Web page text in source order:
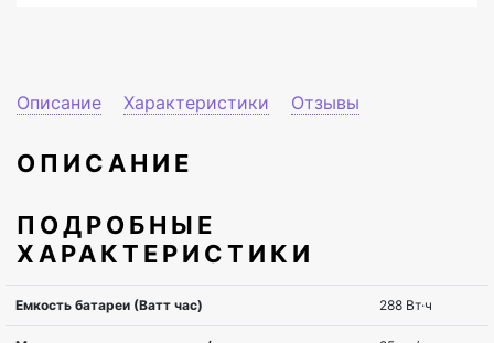
Описание Характеристики Отзывы
ОПИСАНИЕ
ПОДРОБНЫЕ
ХАРАКТЕРИСТИКИ